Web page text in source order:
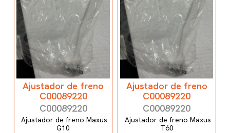
Ajustador de freno
C00089220
C00089220
Ajustador de freno Maxus
G10
Ajustador de freno
C00089220
C00089220
Ajustador de freno Maxus
T60